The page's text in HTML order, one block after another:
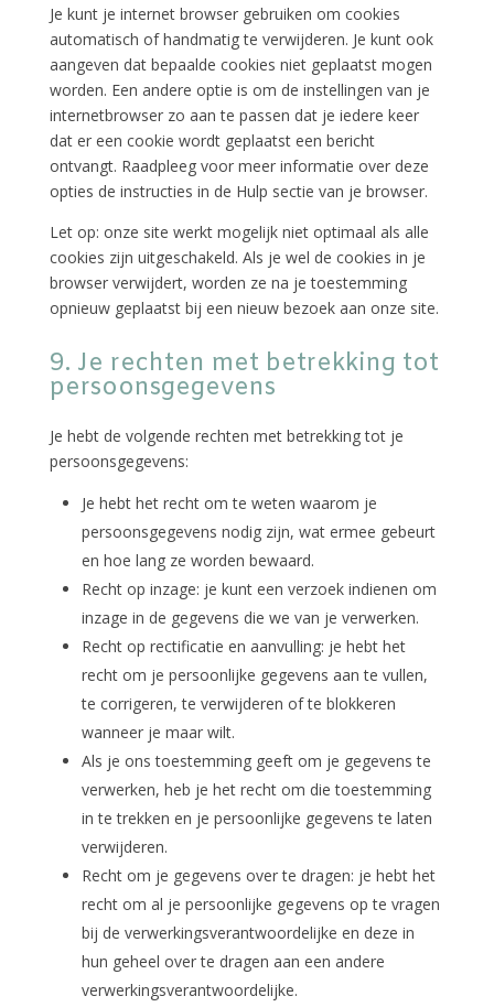
Je kunt je internet browser gebruiken om cookies
automatisch of handmatig te verwijderen. Je kunt ook
aangeven dat bepaalde cookies niet geplaatst mogen
worden. Een andere optie is om de instellingen van je
internetbrowser zo aan te passen dat je iedere keer
dat er een cookie wordt geplaatst een bericht
ontvangt. Raadpleeg voor meer informatie over deze
opties de instructies in de Hulp sectie van je browser.
Let op: onze site werkt mogelijk niet optimaal als alle
cookies zijn uitgeschakeld. Als je wel de cookies in je
browser verwijdert, worden ze na je toestemming
opnieuw geplaatst bij een nieuw bezoek aan onze site.
9. Je rechten met betrekking tot
persoonsgegevens
Je hebt de volgende rechten met betrekking tot je
persoonsgegevens:
Je hebt het recht om te weten waarom je
persoonsgegevens nodig zijn, wat ermee gebeurt
en hoe lang ze worden bewaard.
Recht op inzage: je kunt een verzoek indienen om
inzage in de gegevens die we van je verwerken.
Recht op rectificatie en aanvulling: je hebt het
recht om je persoonlijke gegevens aan te vullen,
te corrigeren, te verwijderen of te blokkeren
wanneer je maar wilt.
Als je ons toestemming geeft om je gegevens te
verwerken, heb je het recht om die toestemming
in te trekken en je persoonlijke gegevens te laten
verwijderen.
Recht om je gegevens over te dragen: je hebt het
recht om al je persoonlijke gegevens op te vragen
bij de verwerkingsverantwoordelijke en deze in
hun geheel over te dragen aan een andere
verwerkingsverantwoordelijke.